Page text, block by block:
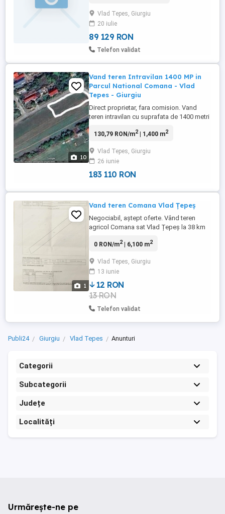
Vlad Tepes, Giurgiu
20 iulie
89 129 RON
Telefon validat
10
Vand teren Intravilan 1400 MP in
Parcul National Comana - Vlad
Tepes - Giurgiu
Direct proprietar, fara comision. Vand
teren intravilan cu suprafata de 1400 metri
protectie a Parcului National Comana si a
satul Vlad Tepes, comuna Comana,
Judetul Giurgiu si este destinat pentru
locuinte. Deschidere ...
130,79 RON/m2| 1,400 m2
Vlad Tepes, Giurgiu
26 iunie
183 110 RON
1
Vand teren Comana Vlad Țepeș
Negociabil, aștept oferte. Vând teren
agricol Comana sat Vlad Țepeș la 38 km
Dețin cadastru și intabulare. Exista
0 RON/m2| 6,100 m2
Vlad Tepes, Giurgiu
13 iunie
12 RON
13 RON
Telefon validat
Publi24 Giurgiu Vlad Tepes Anunturi
Categorii
Subcategorii
Județe
Localități
Urmărește-ne pe